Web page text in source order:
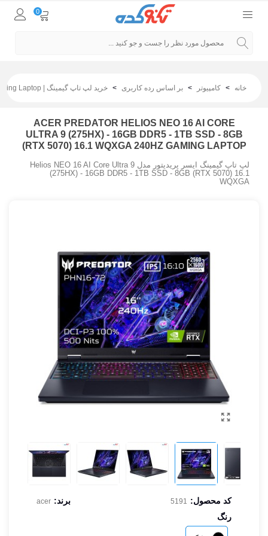
0
خانه > کامپیوتر > بر اساس رده کاربری > خرید لپ تاپ گیمینگ | Gaming Laptop
ACER PREDATOR HELIOS NEO 16 AI CORE
ULTRA 9 (275HX) - 16GB DDR5 - 1TB SSD - 8GB
(RTX 5070) 16.1 WQXGA 240HZ GAMING LAPTOP
لپ تاپ گیمینگ ایسر پریدیتور مدل Helios NEO 16 AI Core Ultra 9
(275HX) - 16GB DDR5 - 1TB SSD - 8GB (RTX 5070) 16.1
WQXGA
کد محصول: 5191 برند: acer
رنگ